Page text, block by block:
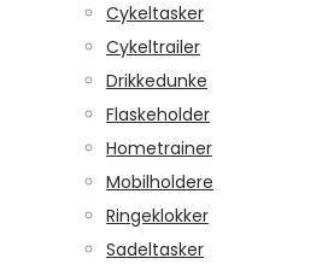
Cykeltasker
Cykeltrailer
Drikkedunke
Flaskeholder
Hometrainer
Mobilholdere
Ringeklokker
Sadeltasker